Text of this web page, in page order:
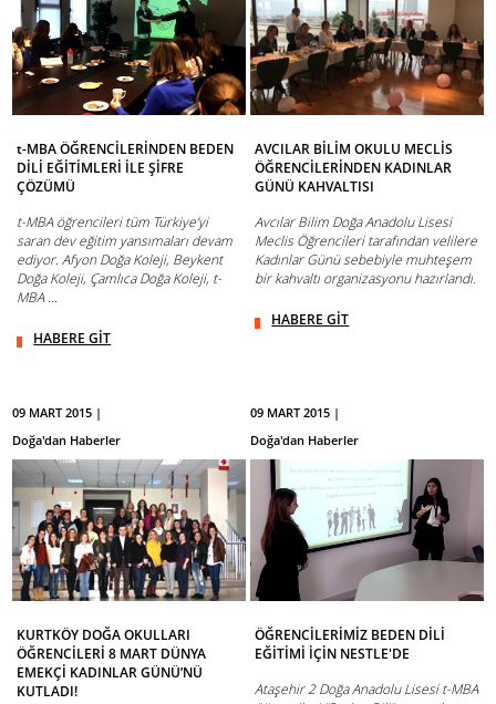
t-MBA ÖĞRENCİLERİNDEN BEDEN
DİLİ EĞİTİMLERİ İLE ŞİFRE
ÇÖZÜMÜ
t-MBA öğrencileri tüm Türkiye’yi
saran dev eğitim yansımaları devam
ediyor. Afyon Doğa Koleji, Beykent
Doğa Koleji, Çamlıca Doğa Koleji, t-
MBA ...
HABERE GİT
AVCILAR BİLİM OKULU MECLİS
ÖĞRENCİLERİNDEN KADINLAR
GÜNÜ KAHVALTISI
Avcılar Bilim Doğa Anadolu Lisesi
Meclis Öğrencileri tarafından velilere
Kadınlar Günü sebebiyle muhteşem
bir kahvaltı organizasyonu hazırlandı.
HABERE GİT
09 MART 2015 |
Doğa'dan Haberler
KURTKÖY DOĞA OKULLARI
ÖĞRENCİLERİ 8 MART DÜNYA
EMEKÇİ KADINLAR GÜNÜ’NÜ
KUTLADI!
09 MART 2015 |
Doğa'dan Haberler
ÖĞRENCİLERİMİZ BEDEN DİLİ
EĞİTİMİ İÇİN NESTLE'DE
Ataşehir 2 Doğa Anadolu Lisesi t-MBA